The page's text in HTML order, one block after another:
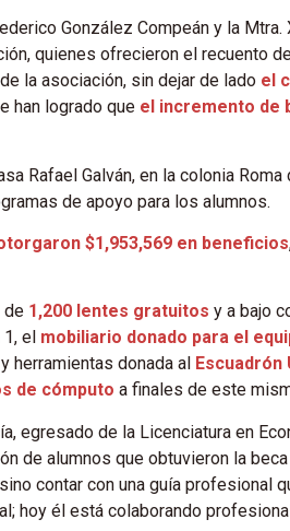
González Compeán y la
quienes ofrecieron el recuento
la asociación, sin dejar de lado el
han logrado que el incremento de
Rafael Galván, en la colonia
de apoyo para los alumnos.
$1,953,569 en beneficios
de 1,200 lentes gratuitos y a bajo
el mobiliario donado para el
herramientas donada al Escuadrón
de cómputo a finales de este
egresado de la Licenciatura en
de alumnos que obtuvieron la
contar con una guía profesional
hoy él está colaborando